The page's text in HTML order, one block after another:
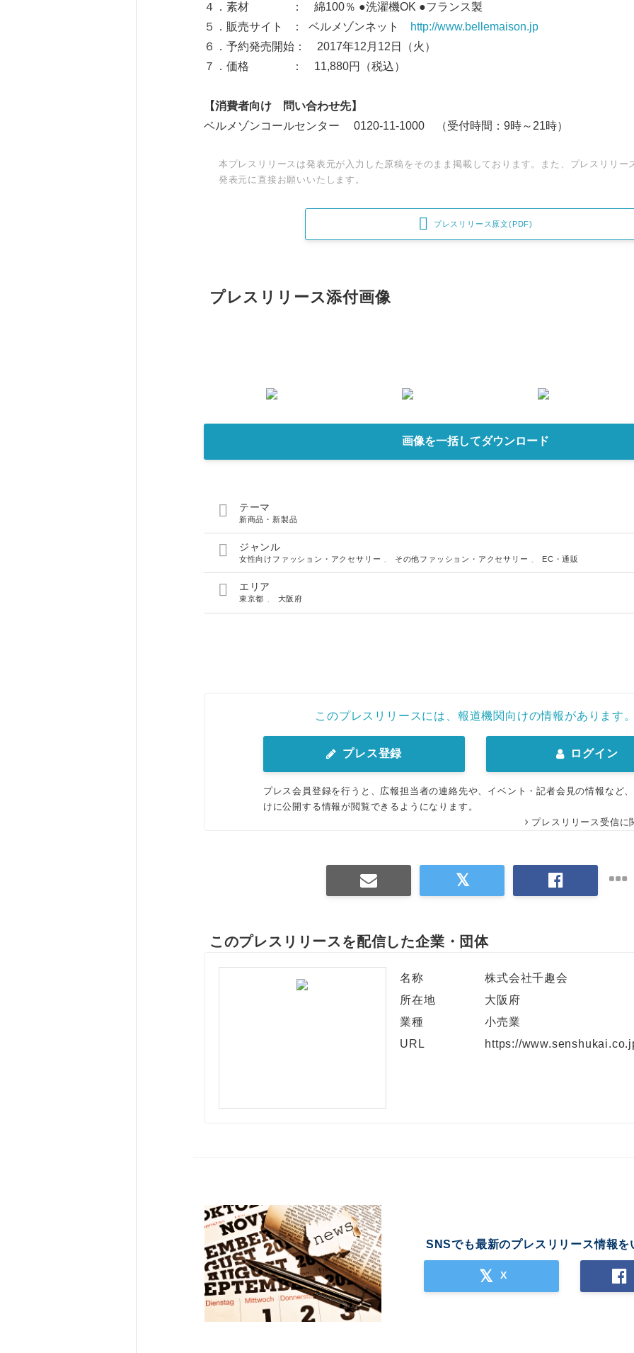
４．素材 ： 綿100％ ●洗濯機OK ●フランス製
５．販売サイト ： ベルメゾンネット
http://www.bellemaison.jp
６．予約発売開始： 2017年12月12日（火）
７．価格 ： 11,880円（税込）
【消費者向け 問い合わせ先】
ベルメゾンコールセンター 0120-11-1000 （受付時間：9時～21時）
本プレスリリースは発表元が入力した原稿をそのまま掲載しております。また、プレスリリー
発表元に直接お願いいたします。
 プレスリリース原文(PDF)
プレスリリース添付画像
画像を一括してダウンロード
 テーマ
新商品・新製品
 ジャンル
女性向けファッション・アクセサリー その他ファッション・アクセサリー EC・通販
 エリア
東京都 大阪府
このプレスリリースには、報道機関向けの情報があります
プレス登録 ログイン
プレス会員登録を行うと、広報担当者の連絡先や、イベント・記者会見の情報など
けに公開する情報が閲覧できるようになります。
プレスリリース受信に
このプレスリリースを配信した企業・団体
名称
株式会社千趣会
所在地
大阪府
業種
小売業
URL
https://
SNSでも最新のプレスリリース情報を
X
English